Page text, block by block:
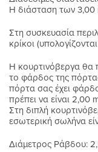
Η διάσταση των 3,00
Στη συσκευασία
κρίκοι
H κουρτινόβεργα θα
το φάρδος της
πόρτα σας έχει
πρέπει να είναι 2,00
Στη διπλή
εσωτερική σωλήνα
Διάμετρος Ράβδου: